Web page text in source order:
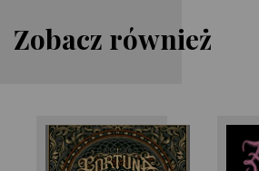
Zobacz również